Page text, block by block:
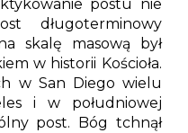
postu nie
długoterminowy
skalę masową był
w historii Kościoła.
w San Diego wielu
i w południowej
post. Bóg tchnął